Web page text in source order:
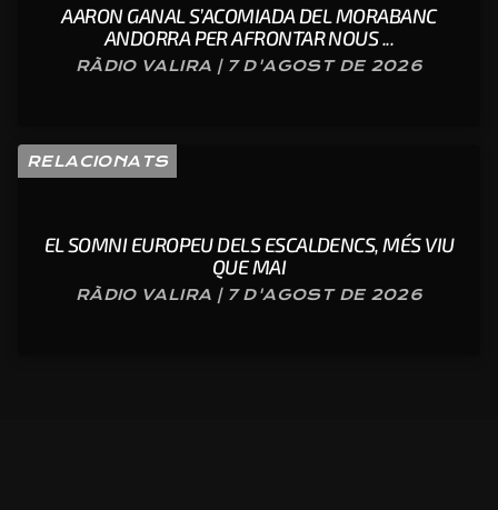
AARON GANAL S’ACOMIADA DEL MORABANC
ANDORRA PER AFRONTAR NOUS ...
RÀDIO VALIRA | 7 D'AGOST DE 2026
RELACIONATS
EL SOMNI EUROPEU DELS ESCALDENCS, MÉS VIU
QUE MAI
RÀDIO VALIRA | 7 D'AGOST DE 2026